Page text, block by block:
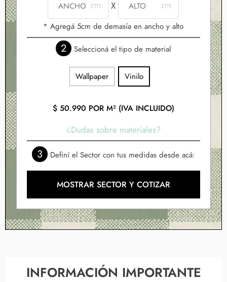
X
* Agregá 5cm de demasía en ancho y alto
2 Seleccioná el tipo de material
Wallpaper Vinilo
$50.990 POR M² (IVA INCLUIDO)
¿Dudas sobre materiales?
3 Definí el Sector con tus medidas desde acá:
MOSTRAR SECTOR Y COTIZAR
INFORMACIÓN IMPORTANTE